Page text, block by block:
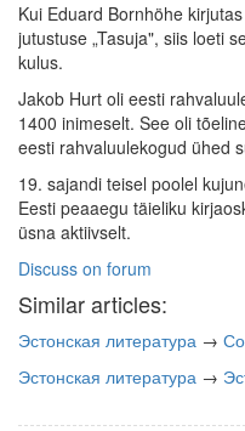
Kui Eduard Bornhöhe
jutustuse „Tasuja", siis loeti
kulus.
Jakob Hurt oli eesti
1400 inimeselt. See oli
eesti rahvaluulekogud ühed
19. sajandi teisel poolel
Eesti peaaegu täieliku
üsna aktiivselt.
Discuss on forum
Similar articles:
Эстонская литература →
Эстонская литература →